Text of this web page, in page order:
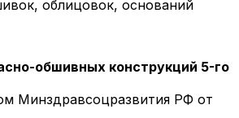
облицовок, оснований
обшивных конструкций 5-го
Минздравсоцразвития РФ от